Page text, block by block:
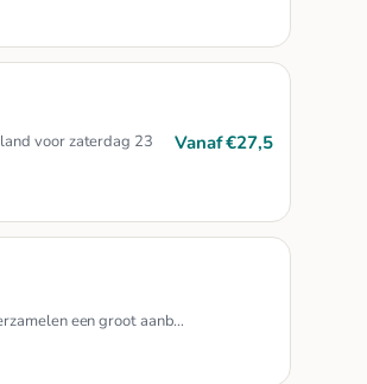
voor zaterdag 23
Vanaf €27,5
een groot aanb…